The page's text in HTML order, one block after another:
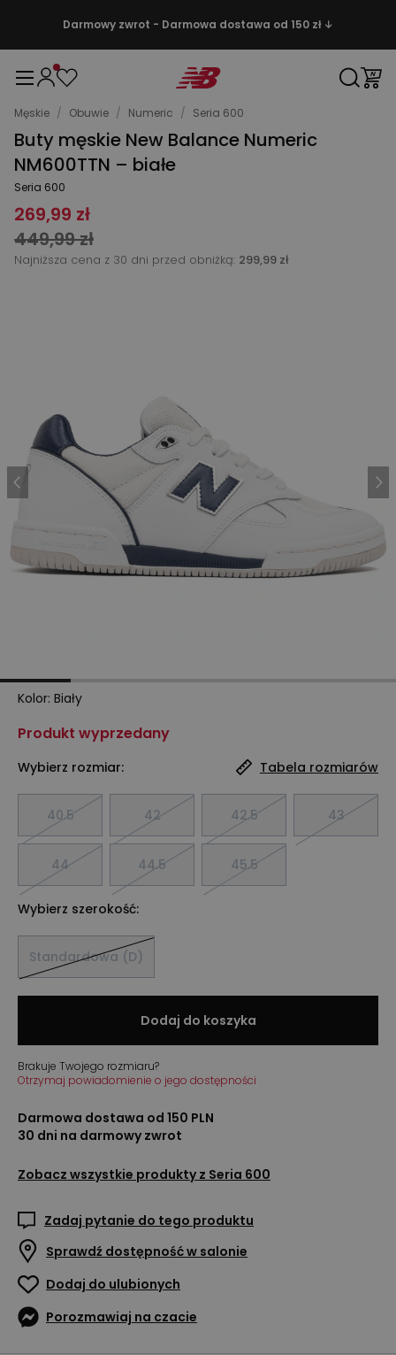
Darmowy zwrot - Darmowa dostawa od 150 zł ↓
Męskie / Obuwie / Numeric / Seria 600
Buty męskie New Balance Numeric
NM600TTN – białe
Seria 600
269,99 zł
449,99 zł
Najniższa cena z 30 dni przed obniżką: 299,99 zł
Kolor: Biały
Produkt wyprzedany
Wybierz rozmiar: Tabela rozmiarów
40.5 42 42.5 43
44 44.5 45.5
Wybierz szerokość:
Standardowa (D)
Dodaj do koszyka
Brakuje Twojego rozmiaru?
Otrzymaj powiadomienie o jego dostępności
Darmowa dostawa od 150 PLN
30 dni na darmowy zwrot
Zobacz wszystkie produkty z Seria 600
Zadaj pytanie do tego produktu
Sprawdź dostępność w salonie
Dodaj do ulubionych
Porozmawiaj na czacie